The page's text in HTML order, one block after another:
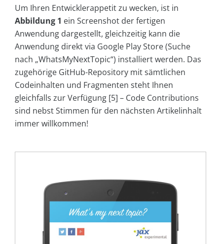
Um Ihren Entwicklerappetit zu wecken, ist in
Abbildung 1 ein Screenshot der fertigen
Anwendung dargestellt, gleichzeitig kann die
Anwendung direkt via Google Play Store (Suche
nach „WhatsMyNextTopic“) installiert werden. Das
zugehörige GitHub-Repository mit sämtlichen
Codeinhalten und Fragmenten steht Ihnen
gleichfalls zur Verfügung [5] – Code Contributions
sind nebst Stimmen für den nächsten Artikelinhalt
immer willkommen!